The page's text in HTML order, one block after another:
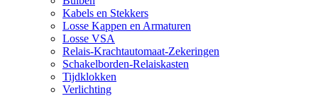
Kabels en Stekkers
Losse Kappen en Armaturen
Losse VSA
Relais-Krachtautomaat-Zekeringen
Schakelborden-Relaiskasten
Tijdklokken
Verlichting